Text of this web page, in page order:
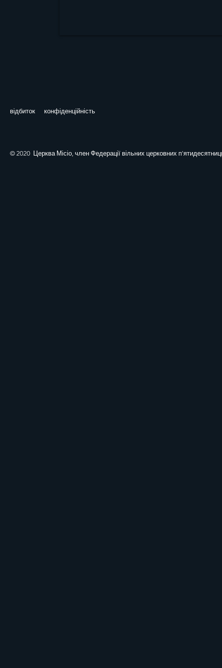
відбиток конфіденційність
© 2020 Церква Місіо, член Федерації вільних церковних